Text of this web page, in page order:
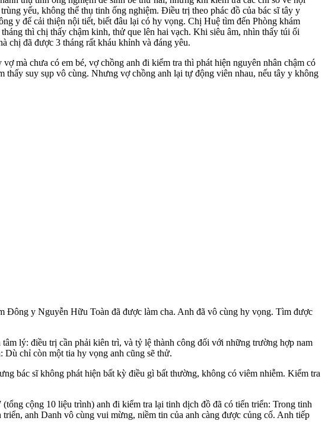
yếu, không thể thụ tinh ống nghiệm. Điều trị theo phác đồ của bác sĩ tây y
y để cải thiện nội tiết, biết đâu lại có hy vọng. Chị Huệ tìm đến Phòng khám
thì chị thấy chậm kinh, thử que lên hai vạch. Khi siêu âm, nhìn thấy túi ối
chị đã được 3 tháng rất kháu khỉnh và đáng yêu.
mà chưa có em bé, vợ chồng anh đi kiểm tra thì phát hiện nguyên nhân chậm có
suy sụp vô cùng. Nhưng vợ chồng anh lại tự động viên nhau, nếu tây y không
Đông y Nguyễn Hữu Toàn đã được làm cha. Anh đã vô cùng hy vọng. Tìm được
lý: điều trị cần phải kiên trì, và tỷ lệ thành công đối với những trường hợp nam
chỉ còn một tia hy vọng anh cũng sẽ thử.
bác sĩ không phát hiện bất kỳ điều gì bất thường, không có viêm nhiễm. Kiểm tra
cộng 10 liệu trình) anh đi kiểm tra lại tinh dịch đồ đã có tiến triển: Trong tinh
anh Danh vô cùng vui mừng, niềm tin của anh càng được củng cố. Anh tiếp